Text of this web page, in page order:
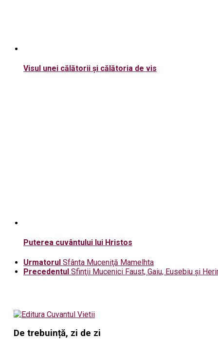
Visul unei călătorii și călătoria de vis
Puterea cuvântului lui Hristos
Urmatorul Sfânta Muceniţă Mamelhta
Precedentul Sfinţii Mucenici Faust, Gaiu, Eusebiu şi
De trebuință, zi de zi